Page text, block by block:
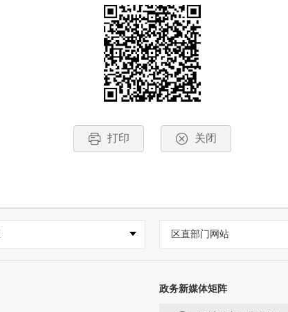
打印 关闭
区直部门网站
政务新媒体矩阵